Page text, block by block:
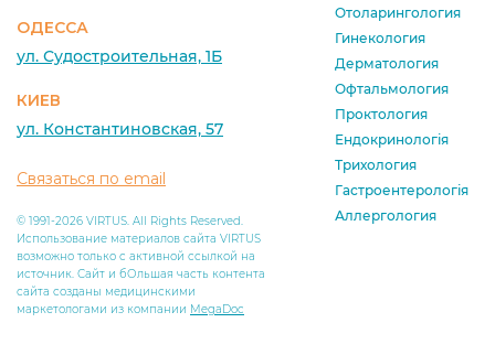
ОДЕССА
ул. Судостроительная, 1Б
КИЕВ
ул. Константиновская, 57
Связаться по email
© 1991-2026 VIRTUS. All Rights Reserved.
Использование материалов сайта VIRTUS
возможно только с активной ссылкой на
источник. Сайт и бОльшая часть контента
сайта созданы медицинскими
маркетологами из компании MegaDoc
Отоларингология
Гинекология
Дерматология
Офтальмология
Проктология
Ендокринологія
Трихология
Гастроентерологія
Аллергология